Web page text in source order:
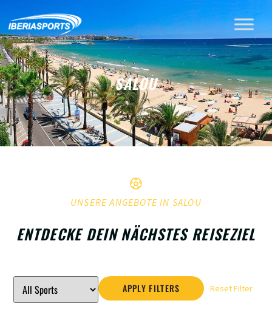
SALOU
UNSERE ANGEBOTE IN SALOU
ENTDECKE DEIN NÄCHSTES REISEZIEL
APPLY FILTERS Reset Filter